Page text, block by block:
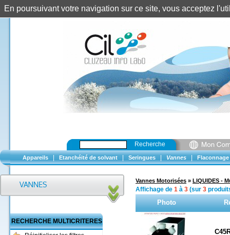
Recherche
Appareils Etanchéité de solvant Seringues Vannes Flaconnage
RECHERCHE MULTICRITERES
Vannes Motorisées » LIQUIDES -
Affichage de 1 à 3 (sur 3
Photo
En poursuivant votre navigation sur ce site, vous acceptez